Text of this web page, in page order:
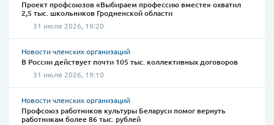
Проект профсоюзов «Выбираем профессию вместе» охватил
2,5 тыс. школьников Гродненской области
31 июля 2026, 19:20
Новости членских организаций
В России действует почти 105 тыс. коллективных договоров
31 июля 2026, 19:10
Новости членских организаций
Профсоюз работников культуры Беларуси помог вернуть
работникам более 86 тыс. рублей